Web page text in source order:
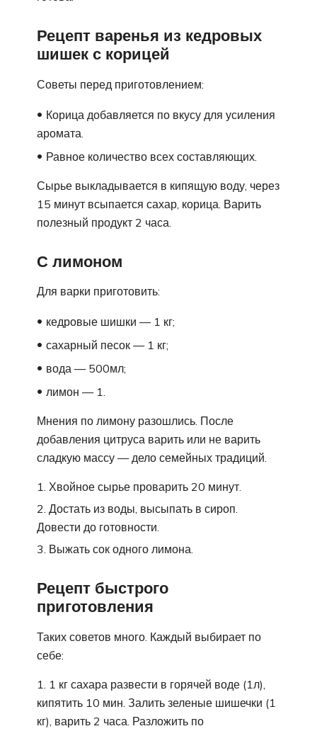
Рецепт варенья из кедровых
шишек с корицей
Советы перед приготовлением:
Корица добавляется по вкусу для усиления
аромата.
Равное количество всех составляющих.
Сырье выкладывается в кипящую воду, через
15 минут всыпается сахар, корица. Варить
полезный продукт 2 часа.
С лимоном
Для варки приготовить:
кедровые шишки — 1 кг;
сахарный песок — 1 кг;
вода — 500мл;
лимон — 1.
Мнения по лимону разошлись. После
добавления цитруса варить или не варить
сладкую массу — дело семейных традиций.
Хвойное сырье проварить 20 минут.
Достать из воды, высыпать в сироп.
Довести до готовности.
Выжать сок одного лимона.
Рецепт быстрого
приготовления
Таких советов много. Каждый выбирает по
себе:
1 кг сахара развести в горячей воде (1л),
кипятить 10 мин. Залить зеленые шишечки (1
кг), варить 2 часа. Разложить по